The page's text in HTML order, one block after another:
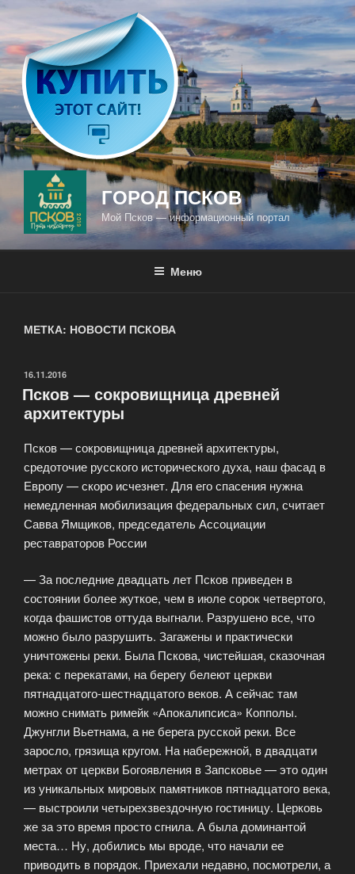
Перейти
содержимому
ГОРОД ПСКОВ
Мой Псков — информационный портал
Меню
МЕТКА: НОВОСТИ ПСКОВА
ОПУБЛИКОВАНО
16.11.2016
Псков — сокровищница древней
архитектуры
Псков — сокровищница древней архитектуры,
средоточие русского исторического духа, наш фасад в
Европу — скоро исчезнет. Для его спасения нужна
немедленная мобилизация федеральных сил, считает
Савва Ямщиков, председатель Ассоциации
реставраторов России
— За последние двадцать лет Псков приведен в
состоянии более жуткое, чем в июле сорок четвертого,
когда фашистов оттуда выгнали. Разрушено все, что
можно было разрушить. Загажены и практически
уничтожены реки. Была Пскова, чистейшая, сказочная
река: с перекатами, на берегу белеют церкви
пятнадцатого-шестнадцатого веков. А сейчас там
можно снимать римейк «Апокалипсиса» Копполы.
Джунгли Вьетнама, а не берега русской реки. Все
заросло, грязища кругом. На набережной, в двадцати
метрах от церкви Богоявления в Запсковье — это один
из уникальных мировых памятников пятнадцатого века,
— выстроили четырехзвездочную гостиницу. Церковь
же за это время просто сгнила. А была доминантой
места… Ну, добились мы вроде, что начали ее
приводить в порядок. Приехали недавно, посмотрели, а